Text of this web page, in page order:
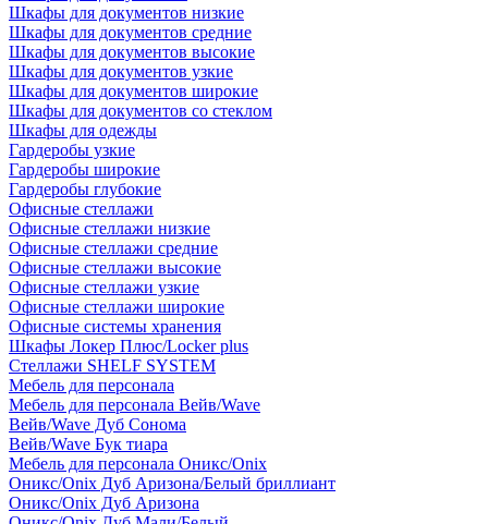
Шкафы для документов низкие
Шкафы для документов средние
Шкафы для документов высокие
Шкафы для документов узкие
Шкафы для документов широкие
Шкафы для документов со стеклом
Шкафы для одежды
Гардеробы узкие
Гардеробы широкие
Гардеробы глубокие
Офисные стеллажи
Офисные стеллажи низкие
Офисные стеллажи средние
Офисные стеллажи высокие
Офисные стеллажи узкие
Офисные стеллажи широкие
Офисные системы хранения
Шкафы Локер Плюс/Locker plus
Стеллажи SHELF SYSTEM
Мебель для персонала
Мебель для персонала Вейв/Wave
Вейв/Wave Дуб Сонома
Вейв/Wave Бук тиара
Мебель для персонала Оникс/Onix
Оникс/Onix Дуб Аризона/Белый бриллиант
Оникс/Onix Дуб Аризона